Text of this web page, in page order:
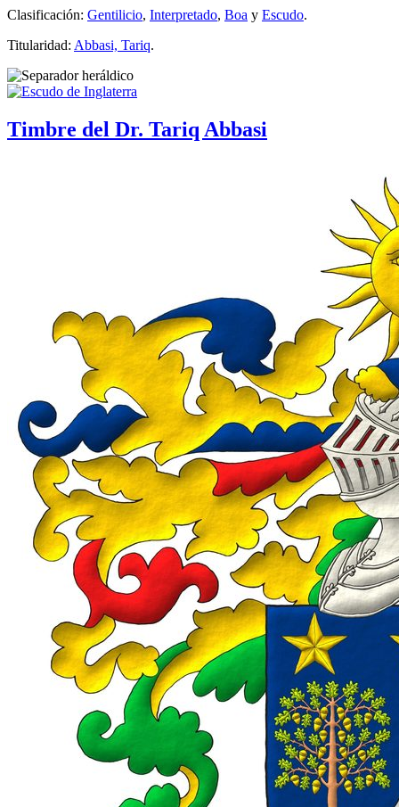
Clasificación: Gentilicio, Interpretado, Boa y Escudo.
Titularidad: Abbasi, Tariq.
Timbre del Dr. Tariq Abbasi